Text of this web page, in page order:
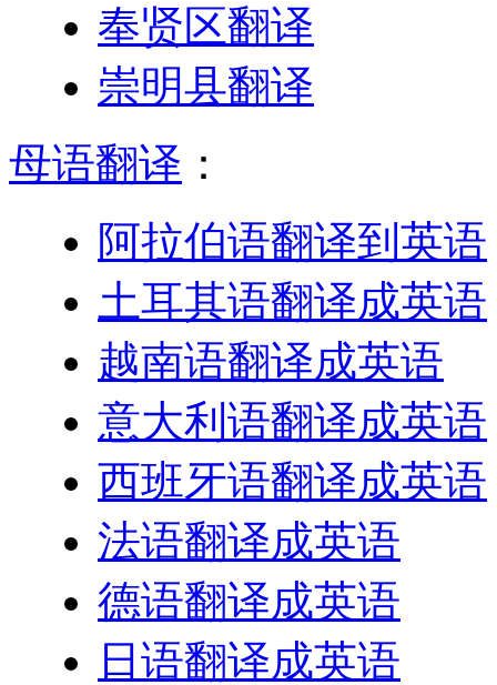
奉贤区翻译
崇明县翻译
母语翻译 ：
阿拉伯语翻译到英语
土耳其语翻译成英语
越南语翻译成英语
意大利语翻译成英语
西班牙语翻译成英语
法语翻译成英语
德语翻译成英语
日语翻译成英语